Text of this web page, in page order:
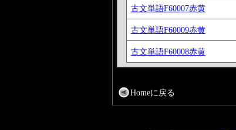
古文単語F60007赤黄
古文単語F60009赤黄
古文単語F60008赤黄
Homeに戻る